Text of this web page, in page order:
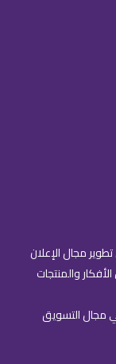
مجال الإعلان
والمنتجات
سابقة في مجال التسويق